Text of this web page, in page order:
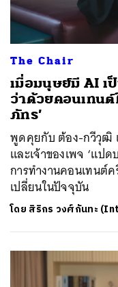
The Chair
เมื่อมนุษย์มี AI
ว่าด้วยคอนเทน
ภัทร’
พูดคุยกับ ต้อง-กวีวุฒิ
และเจ้าของเพจ ‘แป
การทำงานคอนเทนต์
เปลี่ยนในปัจจุบัน
โดย สิริกร วงศ์กันทะ